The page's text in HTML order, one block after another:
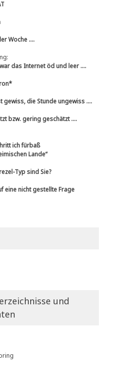
Woche ....
das Internet öd und leer ....
gewiss, die Stunde ungewiss ....
bzw. gering geschätzt ....
ich fürbaß
Lande“
Typ sind Sie?
eine nicht gestellte Frage
und